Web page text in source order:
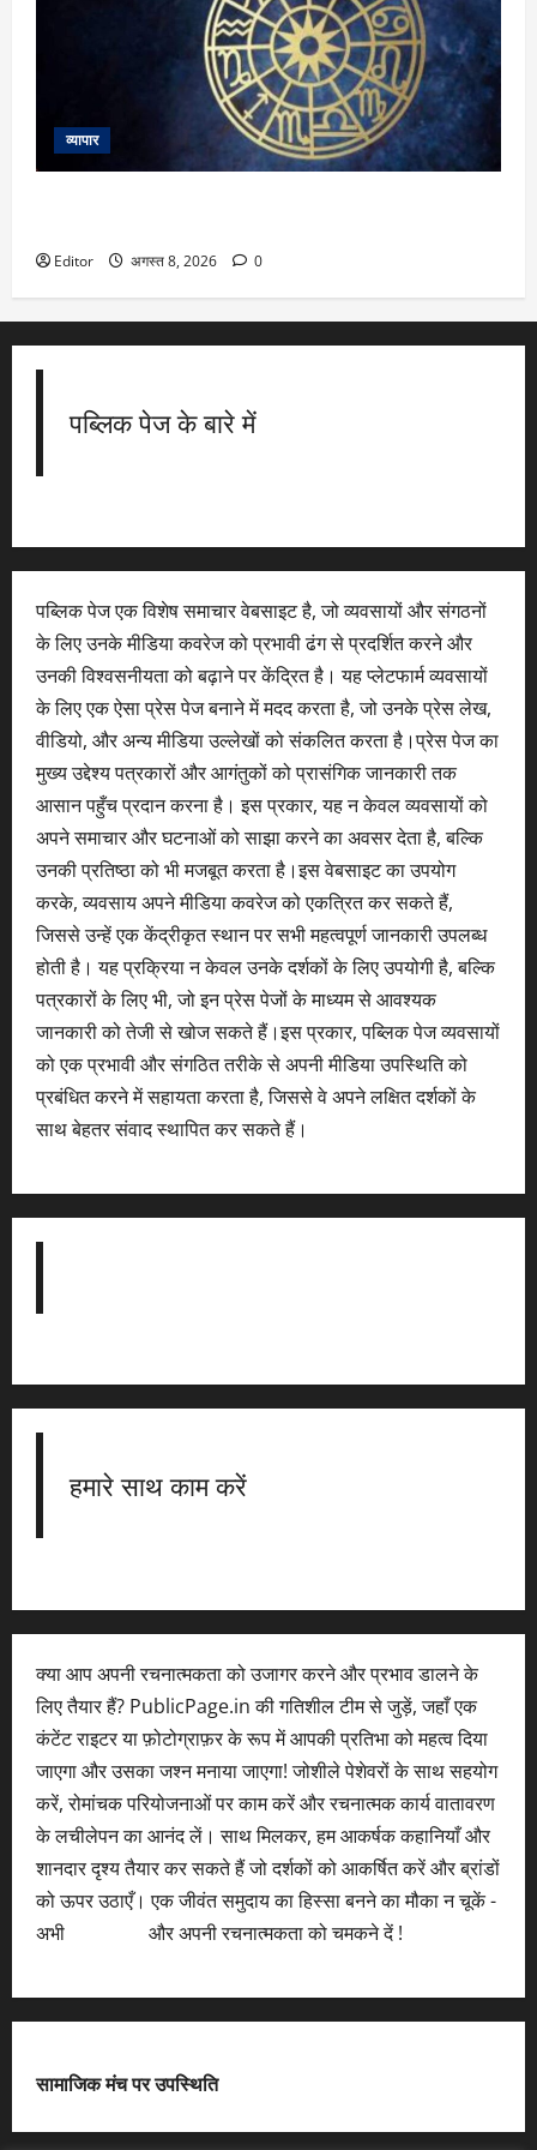
व्यापार
Editor अगस्त 8, 2026 0
पब्लिक पेज के बारे में
पब्लिक पेज एक विशेष समाचार वेबसाइट है, जो व्यवसायों और संगठनों
के लिए उनके मीडिया कवरेज को प्रभावी ढंग से प्रदर्शित करने और
उनकी विश्वसनीयता को बढ़ाने पर केंद्रित है। यह प्लेटफार्म व्यवसायों
के लिए एक ऐसा प्रेस पेज बनाने में मदद करता है, जो उनके प्रेस लेख,
वीडियो, और अन्य मीडिया उल्लेखों को संकलित करता है।प्रेस पेज का
मुख्य उद्देश्य पत्रकारों और आगंतुकों को प्रासंगिक जानकारी तक
आसान पहुँच प्रदान करना है। इस प्रकार, यह न केवल व्यवसायों को
अपने समाचार और घटनाओं को साझा करने का अवसर देता है, बल्कि
उनकी प्रतिष्ठा को भी मजबूत करता है।इस वेबसाइट का उपयोग
करके, व्यवसाय अपने मीडिया कवरेज को एकत्रित कर सकते हैं,
जिससे उन्हें एक केंद्रीकृत स्थान पर सभी महत्वपूर्ण जानकारी उपलब्ध
होती है। यह प्रक्रिया न केवल उनके दर्शकों के लिए उपयोगी है, बल्कि
पत्रकारों के लिए भी, जो इन प्रेस पेजों के माध्यम से आवश्यक
जानकारी को तेजी से खोज सकते हैं।इस प्रकार, पब्लिक पेज व्यवसायों
को एक प्रभावी और संगठित तरीके से अपनी मीडिया उपस्थिति को
प्रबंधित करने में सहायता करता है, जिससे वे अपने लक्षित दर्शकों के
साथ बेहतर संवाद स्थापित कर सकते हैं।
हमारे साथ काम करें
क्या आप अपनी रचनात्मकता को उजागर करने और प्रभाव डालने के
लिए तैयार हैं? PublicPage.in की गतिशील टीम से जुड़ें, जहाँ एक
कंटेंट राइटर या फ़ोटोग्राफ़र के रूप में आपकी प्रतिभा को महत्व दिया
जाएगा और उसका जश्न मनाया जाएगा! जोशीले पेशेवरों के साथ सहयोग
करें, रोमांचक परियोजनाओं पर काम करें और रचनात्मक कार्य वातावरण
के लचीलेपन का आनंद लें। साथ मिलकर, हम आकर्षक कहानियाँ और
शानदार दृश्य तैयार कर सकते हैं जो दर्शकों को आकर्षित करें और ब्रांडों
को ऊपर उठाएँ। एक जीवंत समुदाय का हिस्सा बनने का मौका न चूकें -
अभी
और अपनी रचनात्मकता को चमकने दें !
सामाजिक मंच पर उपस्थिति